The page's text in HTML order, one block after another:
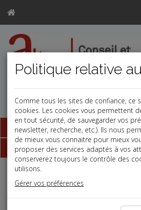
Base documentaire
Dépêches
Liste des dernières dépêches
Comme tous les sites de confiance, ce
cookies. Les cookies vous permettent
en tout sécurité, de sauvegarder vos
newsletter, recherche, etc.). Ils nous
de mieux vous connaitre pour mieux
proposer des services adaptés à vos
conserverez toujours le contrôle des
utilisons.
Gérer vos préférences